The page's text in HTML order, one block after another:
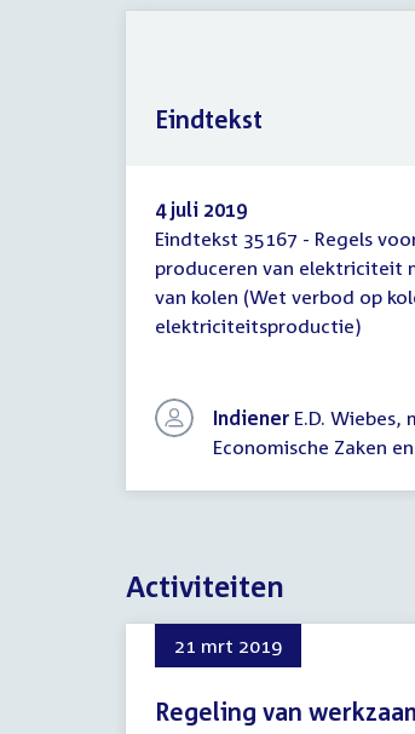
Eindtekst
4 juli 2019
Eindtekst 35167 - Regels
produceren van elektriciteit
van kolen (Wet verbod op
elektriciteitsproductie)
Indiener E.D. Wiebes,
Economische Zaken
Eindtekst
Activiteiten
21 mrt 2019
Regeling van